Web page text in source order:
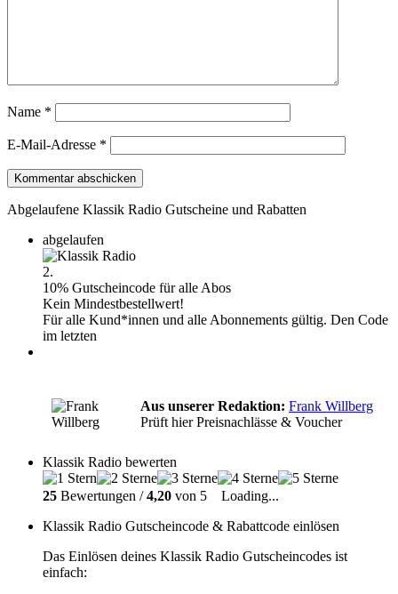
Name *
E-Mail-Adresse *
Abgelaufene Klassik Radio Gutscheine und Rabatten
abgelaufen
2.
10% Gutscheincode für alle Abos
Kein Mindestbestellwert!
Für alle Kund*innen und alle Abonnements gültig. Den Code
im letzten
Aus unserer Redaktion: Frank Willberg
Prüft hier Preisnachlässe & Voucher
Klassik Radio bewerten
25 Bewertungen /4,20 von 5
Loading...
Klassik Radio Gutscheincode & Rabattcode einlösen
Das Einlösen deines Klassik Radio Gutscheincodes ist
einfach: